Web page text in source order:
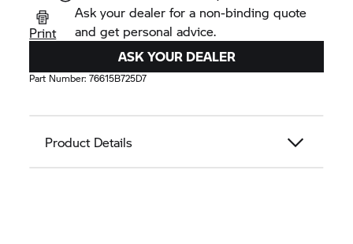
Print
Ask your dealer for a non-binding quote
and get personal advice.
ASK YOUR DEALER
Part Number:76615B725D7
Product Details